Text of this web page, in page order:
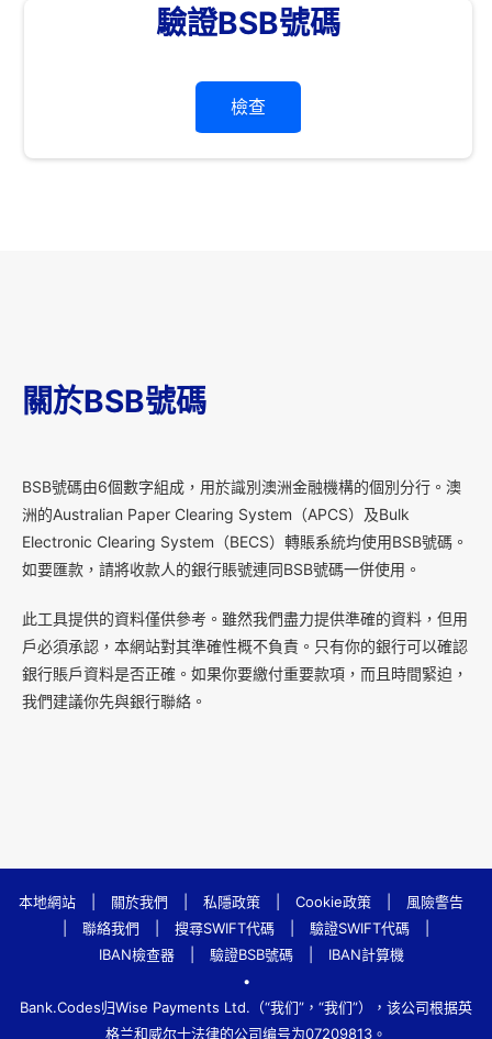
驗證BSB號碼
檢查
關於BSB號碼
BSB號碼由6個數字組成，用於識別澳洲金融機構的個別分行。澳
洲的Australian Paper Clearing System（APCS）及Bulk
Electronic Clearing System（BECS）轉賬系統均使用BSB號碼。
如要匯款，請將收款人的銀行賬號連同BSB號碼一併使用。
此工具提供的資料僅供參考。雖然我們盡力提供準確的資料，但用
戶必須承認，本網站對其準確性概不負責。只有你的銀行可以確認
銀行賬戶資料是否正確。如果你要繳付重要款項，而且時間緊迫，
我們建議你先與銀行聯絡。
本地網站 關於我們 私隱政策 Cookie政策
風險警告
聯絡我們 搜尋SWIFT代碼 驗證SWIFT代碼
IBAN檢查器
驗證BSB號碼
IBAN計算機
•
Bank.Codes归Wise Payments Ltd.（“我们”，“我们”），该公司根据英
格兰和威尔士法律的公司编号为07209813。